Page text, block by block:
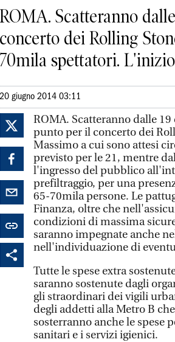
ROMA. Scatteranno
concerto dei Rolling
70mila spettatori.
20 giugno 2014 03:11
ROMA. Scatteranno dalle
punto per il concerto dei
Massimo a cui sono attesi
previsto per le 21, mentre
l'ingresso del pubblico
prefiltraggio, per una
65-70mila persone. Le
Finanza, oltre che
condizioni di massima
saranno impegnate anche
nell'individuazione di
Tutte le spese extra
saranno sostenute dagli
gli straordinari dei vigili
degli addetti alla Metro B
sosterranno anche le spese
sanitari e i servizi igienici.